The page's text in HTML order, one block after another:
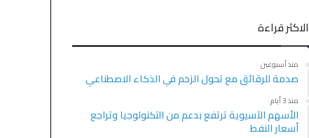
الاكثر قراءة
منذ أسبوعين
صدمة للرقائق مع تحول الزخم في الذكاء الاصطناعي
منذ 3 أيام
الأسهم الآسيوية ترتفع بدعم من التكنولوجيا وتراجع
أسعار النفط